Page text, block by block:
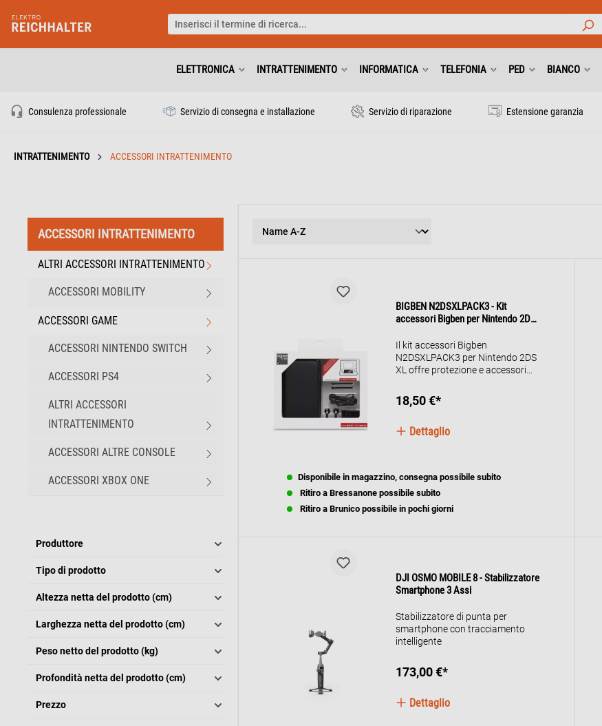
ELETTRONICA INTRATTENIMENTO INFORMATICA TELEFONIA PED BIANCO
Consulenza professionale Servizio di consegna e installazione Servizio di riparazione Estensione garanzia
INTRATTENIMENTO ACCESSORI INTRATTENIMENTO
ACCESSORI INTRATTENIMENTO
ALTRI ACCESSORI INTRATTENIMENTO
ACCESSORI MOBILITY
ACCESSORI GAME
ACCESSORI NINTENDO SWITCH
ACCESSORI PS4
ALTRI ACCESSORI
INTRATTENIMENTO
ACCESSORI ALTRE CONSOLE
ACCESSORI XBOX ONE
Produttore
Tipo di prodotto
Altezza netta del prodotto (cm)
Larghezza netta del prodotto (cm)
Peso netto del prodotto (kg)
Profondità netta del prodotto (cm)
Prezzo
BIGBEN N2DSXLPACK3 - Kit
accessori Bigben per Nintendo 2DS
pulizia, custodia, pennino e
auricolari
Il kit accessori Bigben
N2DSXLPACK3 per Nintendo 2DS
XL offre protezione e accessori
evitano graffi sugli schermi, il
panno di pulizia rimuove lo
protegge la console e offre spazio
un'esperienza di gioco
coinvolgente. Perfetto per chi
viaggia!
18,50 €*
Dettaglio
Disponibile in magazzino, consegna possibile subito
Ritiro a Bressanone possibile subito
Ritiro a Brunico possibile in pochi giorni
DJI OSMO MOBILE 8 - Stabilizzatore
Smartphone 3 Assi
Stabilizzatore di punta per
smartphone con tracciamento
intelligente
173,00 €*
Dettaglio